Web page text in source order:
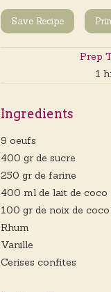
Save Recipe
Prep
1
Ingredients
9 oeufs
400 gr de sucre
250 gr de farine
400 ml de lait de coco
100 gr de noix de
Rhum
Vanille
Cerises confites